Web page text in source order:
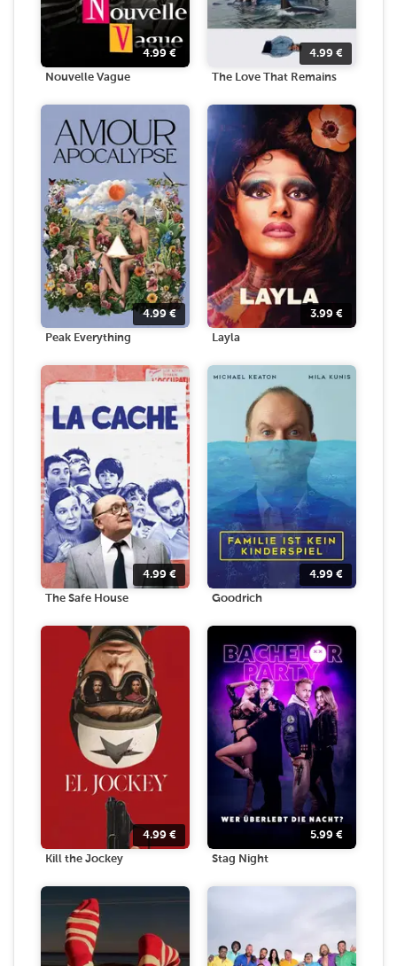
4.99 €
Nouvelle Vague
4.99 €
The Love That Remains
4.99€
Peak Everything
3.99 €
Layla
4.99 €
The Safe House
4.99 €
Goodrich
4.99 €
Kill the Jockey
5.99 €
Stag Night